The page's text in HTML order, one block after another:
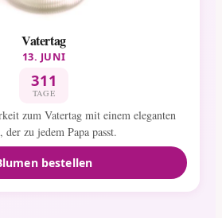
Vatertag
13. JUNI
311
TAGE
zum Vatertag mit einem eleganten
der zu jedem Papa passt.
bestellen